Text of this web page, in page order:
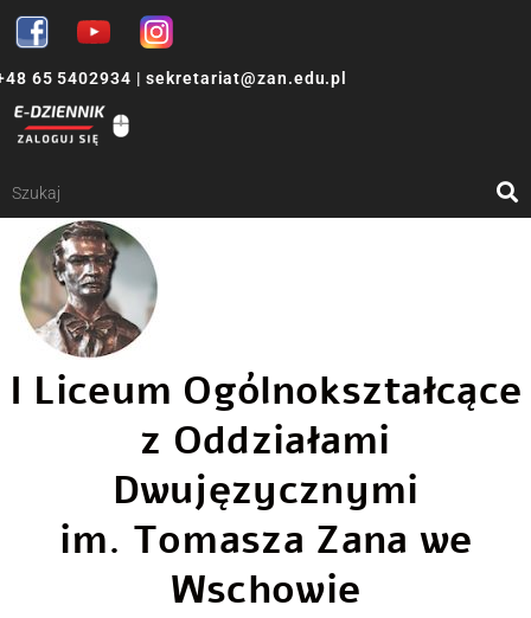
65 5402934 | sekretariat@zan.edu.pl
I Liceum Ogólnokształcące
z Oddziałami
Dwujęzycznymi
im. Tomasza Zana we
Wschowie